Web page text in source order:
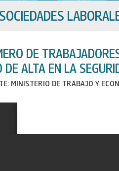
DE
DE ALTA EN LA
MINISTERIO DE TRABAJO Y